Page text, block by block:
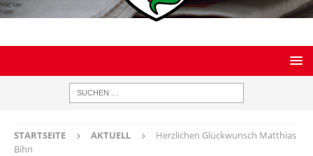
STARTSEITE AKTUELL
Herzlichen Glückwunsch Matthias
Bihn